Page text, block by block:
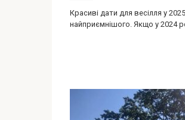
Красиві дати для весілля у
найприємнішого. Якщо у 2024